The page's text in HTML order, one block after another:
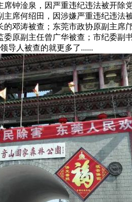
钟淦泉，因严重违纪违法被开除
席何绍田‌，因涉嫌严重违纪违
邓涛被查；东莞市政协原副主
原副主任曾广华被查；市纪委副
导人被查的就更多了......